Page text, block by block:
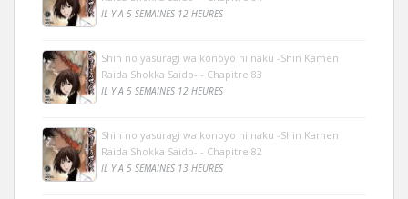
IL Y A 5 SEMAINES 12 HEURES
Shin no yasuragi wa konoyo ni naku -Shin Kamen
Raida Shokka Saido- - Chapitre 83
IL Y A 5 SEMAINES 12 HEURES
Shin no yasuragi wa konoyo ni naku -Shin Kamen
Raida Shokka Saido- - Chapitre 82
IL Y A 5 SEMAINES 13 HEURES